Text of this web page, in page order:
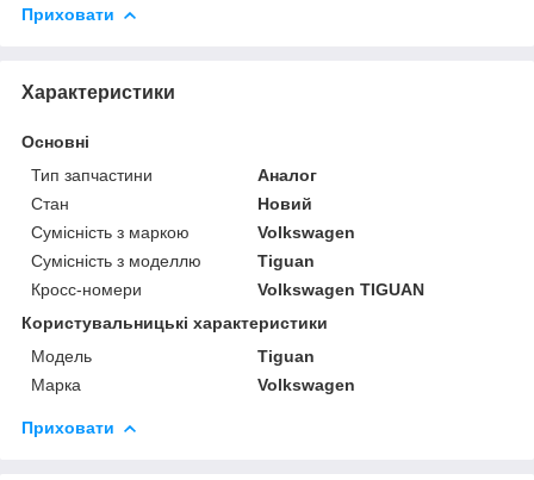
Приховати
Характеристики
Основні
Тип запчастини
Аналог
Стан
Новий
Сумісність з маркою
Volkswagen
Сумісність з моделлю
Tiguan
Кросс-номери
Volkswagen TIGUAN
Користувальницькі характеристики
Модель
Tiguan
Марка
Volkswagen
Приховати